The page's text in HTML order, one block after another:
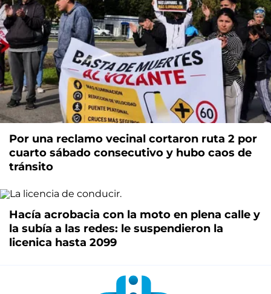
Por una reclamo vecinal cortaron ruta 2 por
cuarto sábado consecutivo y hubo caos de
tránsito
Hacía acrobacia con la moto en plena calle y
la subía a las redes: le suspendieron la
licenica hasta 2099